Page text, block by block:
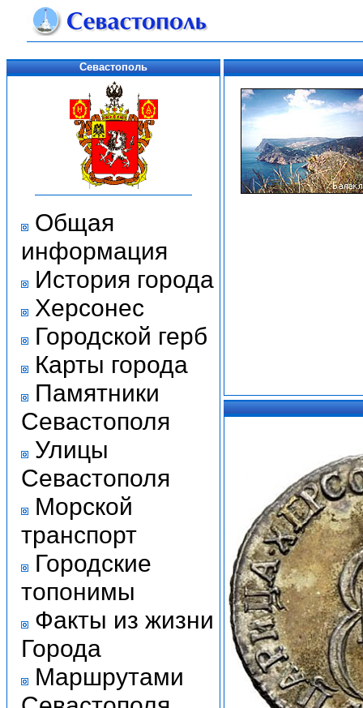
Севастополь
Общая
информация
История города
Херсонес
Городской герб
Карты города
Памятники
Севастополя
Улицы
Севастополя
Морской
транспорт
Городские
топонимы
Факты из жизни
Города
Маршрутами